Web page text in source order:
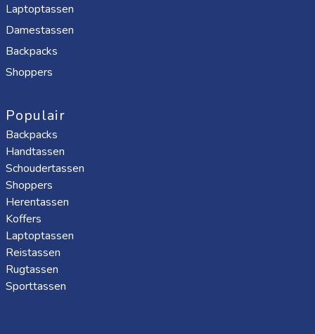
Laptoptassen
Damestassen
Backpacks
Shoppers
Populair
Backpacks
Handtassen
Schoudertassen
Shoppers
Herentassen
Koffers
Laptoptassen
Reistassen
Rugtassen
Sporttassen